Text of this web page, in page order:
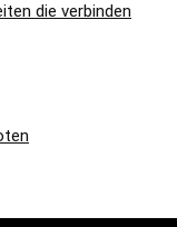
die verbinden